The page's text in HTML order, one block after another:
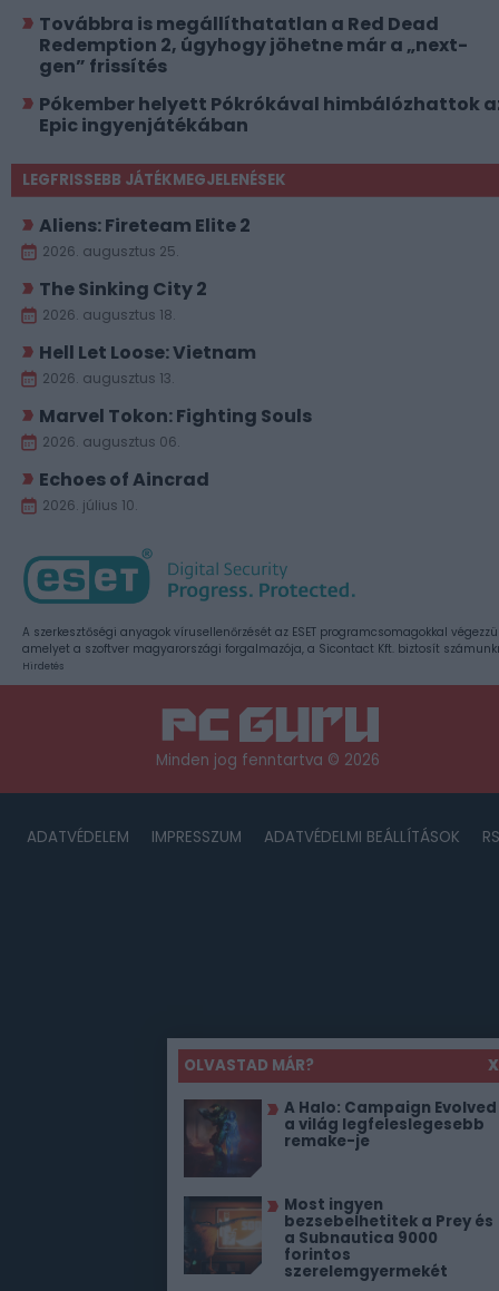
OLVASTAD MÁR?
X
A Halo: Campaign Evolved
a világ legfeleslegesebb
remake-je
Most ingyen
bezsebelhetitek a Prey és
a Subnautica 9000
forintos
szerelemgyermekét
Továbbra is megállíthatatlan a Red Dead
Redemption 2, úgyhogy jöhetne már a „next-
gen” frissítés
Pókember helyett Pókrókával himbálózhattok
Epic ingyenjátékában
LEGFRISSEBB JÁTÉKMEGJELENÉSEK
Aliens: Fireteam Elite 2
2026. augusztus 25.
The Sinking City 2
2026. augusztus 18.
Hell Let Loose: Vietnam
2026. augusztus 13.
Marvel Tokon: Fighting Souls
2026. augusztus 06.
Echoes of Aincrad
2026. július 10.
A szerkesztőségi anyagok vírusellenőrzését az ESET programcsomagokkal
amelyet a szoftver magyarországi forgalmazója, a Sicontact Kft. biztosít
Hirdetés
Minden jog fenntartva © 2026
ADATVÉDELEM IMPRESSZUM ADATVÉDELMI BEÁLLÍTÁSOK